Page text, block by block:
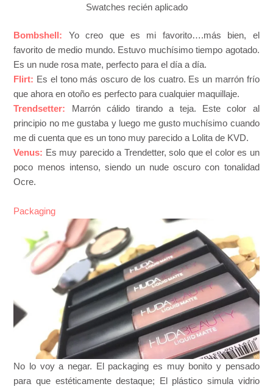
Swatches recién aplicado
Bombshell:
Yo creo que es mi favorito….más bien, el
favorito de medio mundo. Estuvo muchísimo tiempo agotado.
Es un nude rosa mate, perfecto para el día a día.
Flirt: Es el tono más oscuro de los cuatro. Es un marrón frío
que ahora en otoño es perfecto para cualquier maquillaje.
Trendsetter:
Marrón cálido tirando a teja. Este color al
principio no me gustaba y luego me gusto muchísimo cuando
me di cuenta que es un tono muy parecido a Lolita de KVD.
Venus: Es muy parecido a Trendetter, solo que el color es un
poco menos intenso, siendo un nude oscuro con tonalidad
Ocre.
Packaging
No lo voy a negar. El packaging es muy bonito y pensado
para que estéticamente destaque; El plástico simula vidrio